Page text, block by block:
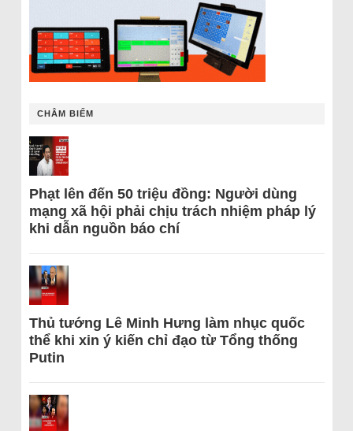
CHÂM BIẾM
Phạt lên đến 50 triệu đồng: Người dùng
mạng xã hội phải chịu trách nhiệm pháp lý
khi dẫn nguồn báo chí
Thủ tướng Lê Minh Hưng làm nhục quốc
thể khi xin ý kiến chỉ đạo từ Tổng thống
Putin